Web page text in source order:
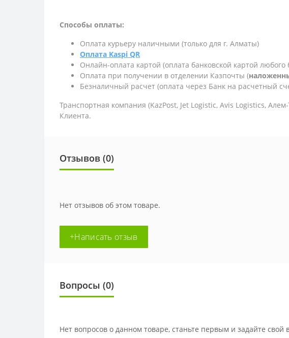
Способы оплаты:
Оплата курьеру наличными (только для г. Алматы)
Оплата Kaspi QR
Онлайн-оплата картой (оплата банковской картой любого
Оплата при получении в отделении Казпочты (
Безналичный расчет (оплата через Банк на расчетный
Транспортная компания (KazPost, Jet Logistic, Avis Logistics,
Клиента.
Отзывов (0)
Нет отзывов об этом товаре.
+Написать отзыв
Вопросы (0)
Нет вопросов о данном товаре, станьте первым и задайте свой